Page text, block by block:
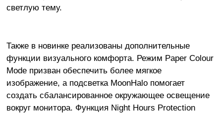
светлую тему.
Также в новинке реализованы дополнительные
функции визуального комфорта. Режим Paper Colour
Mode призван обеспечить более мягкое
изображение, а подсветка MoonHalo помогает
создать сбалансированное окружающее освещение
вокруг монитора. Функция Night Hours Protection